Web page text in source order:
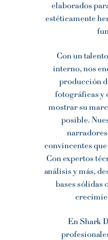
elaborados
estéticamente
Con un
interno, nos
producción
fotográficas y
mostrar su
posible.
convincentes
Con expertos
análisis y más,
bases sólidas
En Shark